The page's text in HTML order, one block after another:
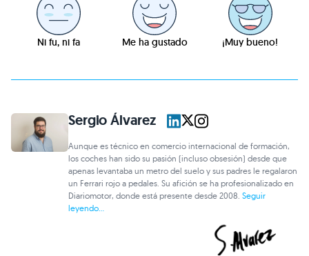
Ni fu, ni fa Me ha gustado ¡Muy bueno!
Sergio Álvarez
Aunque es técnico en comercio internacional de formación,
los coches han sido su pasión (incluso obsesión) desde que
apenas levantaba un metro del suelo y sus padres le regalaron
un Ferrari rojo a pedales. Su afición se ha profesionalizado en
Diariomotor, donde está presente desde 2008.Seguir
leyendo...